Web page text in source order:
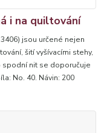
i na quiltování
jsou určené nejen
šití vyšívacími stehy,
nit se doporučuje
No. 40. Návin: 200